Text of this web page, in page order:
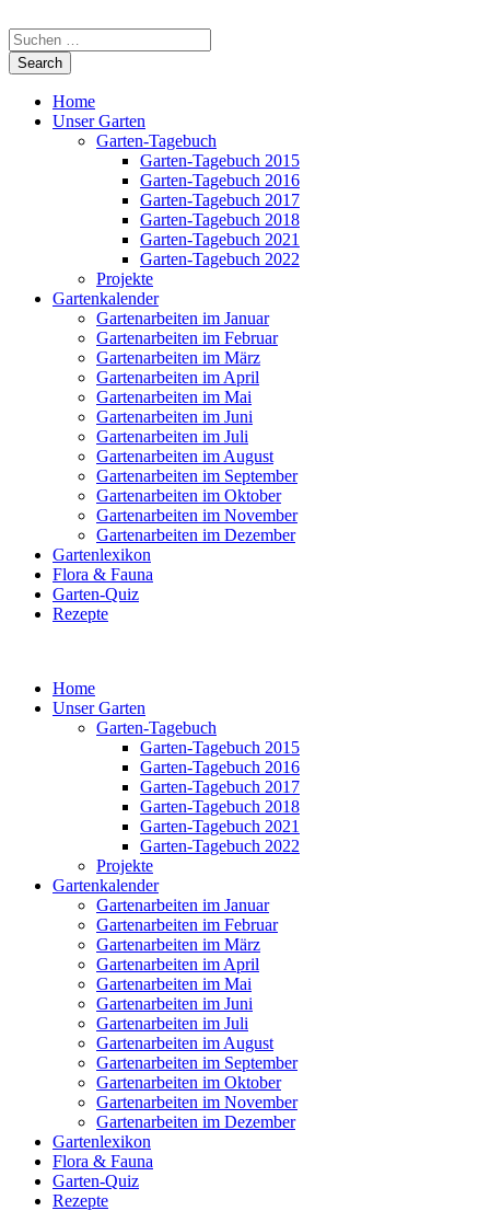
Home
Unser Garten
Garten-Tagebuch
Garten-Tagebuch 2015
Garten-Tagebuch 2016
Garten-Tagebuch 2017
Garten-Tagebuch 2018
Garten-Tagebuch 2021
Garten-Tagebuch 2022
Projekte
Gartenkalender
Gartenarbeiten im Januar
Gartenarbeiten im Februar
Gartenarbeiten im März
Gartenarbeiten im April
Gartenarbeiten im Mai
Gartenarbeiten im Juni
Gartenarbeiten im Juli
Gartenarbeiten im August
Gartenarbeiten im September
Gartenarbeiten im Oktober
Gartenarbeiten im November
Gartenarbeiten im Dezember
Gartenlexikon
Flora & Fauna
Garten-Quiz
Rezepte
Home
Unser Garten
Garten-Tagebuch
Garten-Tagebuch 2015
Garten-Tagebuch 2016
Garten-Tagebuch 2017
Garten-Tagebuch 2018
Garten-Tagebuch 2021
Garten-Tagebuch 2022
Projekte
Gartenkalender
Gartenarbeiten im Januar
Gartenarbeiten im Februar
Gartenarbeiten im März
Gartenarbeiten im April
Gartenarbeiten im Mai
Gartenarbeiten im Juni
Gartenarbeiten im Juli
Gartenarbeiten im August
Gartenarbeiten im September
Gartenarbeiten im Oktober
Gartenarbeiten im November
Gartenarbeiten im Dezember
Gartenlexikon
Flora & Fauna
Garten-Quiz
Rezepte